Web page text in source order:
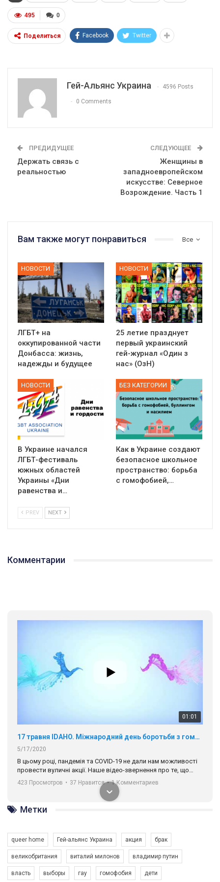
0
495
Поделиться Facebook Twitter
Гей-Альянс Украина 4596 Posts
0 Comments
ПРЕДИДУЩЕЕ
Держать связь с
реальностью
СЛЕДУЮЩЕЕ
Женщины в
западноевропейском
искусстве: Северное
Возрождение. Часть 1
Все
Вам также могут понравиться
НОВОСТИ
ЛГБТ+ на
оккупированной части
Донбасса: жизнь,
надежды и будущее
НОВОСТИ
25 летие празднует
первый украинский
гей-журнал «Один з
нас» (ОзН)
НОВОСТИ
В Украине начался
ЛГБТ-фестиваль
южных областей
Украины «Дни
равенства и…
БЕЗ КАТЕГОРИИ
Как в Украине создают
безопасное школьное
пространство: борьба
с гомофобией,…
PREV NEXT
Комментарии
01:01
17 травня IDAHO. Міжнародний день боротьби з гомофобією трансфобією і біфобія.
5/17/2020
В цьому році, пандемія та COVІD-19 не дали нам можливості
провести вуличні акції. Наше відео-звернення про те, що
навіть коли ми у різних містах та не можемо зустрінеться, ми
разом. Ми закликаємо всіх хто поділяє цінності рівності та
солідарності, приєднатися до нас. Регіональні підрозділи
ГАУ є в 16 областях України.
Разом наш голос лунає гучніше!
423 Просмотров • 37 Нравится • 1 Комментариев
Метки
queer home Гей-альянс Украина акция брак
великобритания виталий милонов владимир путин
власть выборы гау гомофобия дети